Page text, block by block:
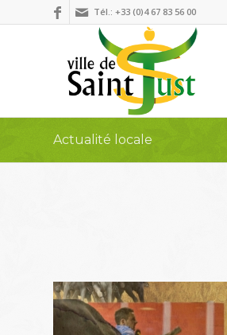
Tél.: +33 (0)4 67 83 56 00
Actualité locale